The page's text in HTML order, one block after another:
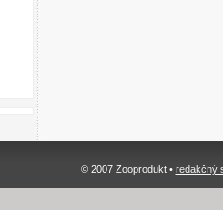
© 2007 Zooprodukt • redakčný